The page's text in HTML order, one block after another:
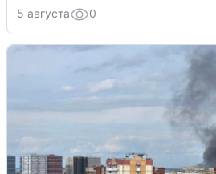
5 августа 0